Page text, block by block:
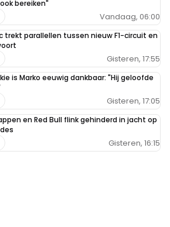
bereiken"
Vandaag, 06:00
trekt parallellen tussen nieuw F1-circuit en
Gisteren, 17:55
is Marko eeuwig dankbaar: "Hij geloofde
Gisteren, 17:05
en Red Bull flink gehinderd in jacht op
Gisteren, 16:15